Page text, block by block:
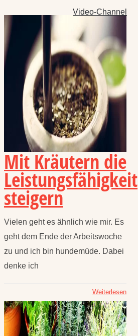
Video-Channel
Mit Kräutern die
Leistungsfähigkeit
steigern
Vielen geht es ähnlich wie mir. Es
geht dem Ende der Arbeitswoche
zu und ich bin hundemüde. Dabei
denke ich
Weiterlesen